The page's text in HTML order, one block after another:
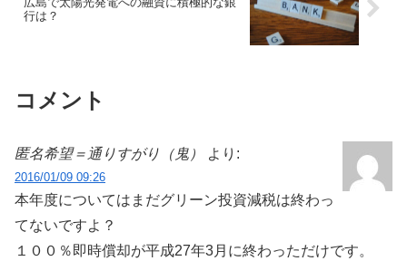
行は？
コメント
匿名希望＝通りすがり（鬼） より:
2016/01/09 09:26
本年度についてはまだグリーン投資減税は終わっ
てないですよ？
１００％即時償却が平成27年3月に終わっただけです。